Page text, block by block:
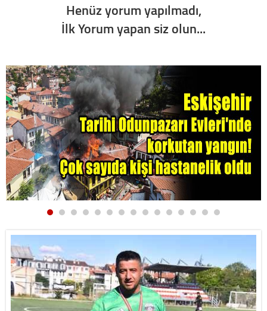
Henüz yorum yapılmadı,
İlk Yorum yapan siz olun...